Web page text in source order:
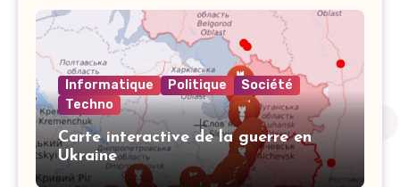
Informatique Politique
Société
Techno
Carte interactive de la guerre en
Ukraine